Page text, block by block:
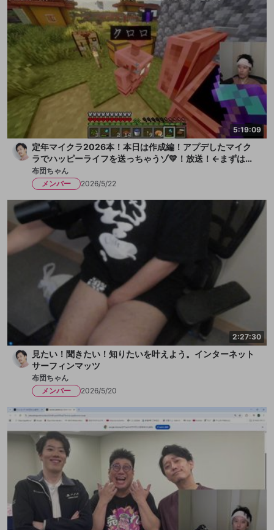
5:19:09
定年マイクラ2026本！本日は作成編！アプデしたマイク
ラでハッピーライフを送っちゃうゾ💛！放送！←まずは水
を一献、そして枇杷ゼリーをちびっと
布団ちゃん
メンバー
2026/5/22
2:27:30
見たい！聞きたい！知りたいを叶えよう。インターネット
サーフィンマッツ
布団ちゃん
メンバー
2026/5/20